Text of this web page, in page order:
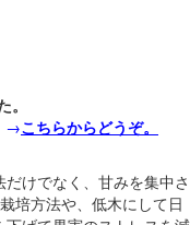
→こちらからどうぞ。
けでなく、甘みを集中さ
培方法や、低木にして日